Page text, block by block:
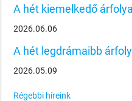
A hét kiemelkedő
2026.06.06
A hét legdrámaibb
2026.05.09
Régebbi híreink